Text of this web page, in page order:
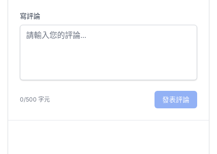
寫評論
0/500 字元 發表評論